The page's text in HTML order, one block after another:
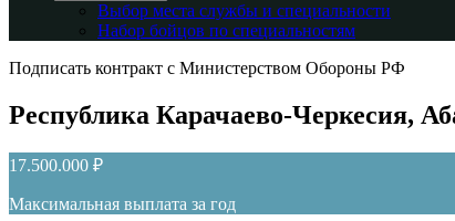
Выбор места службы и специальности
Набор бойцов по специальностям
Подписать контракт с Министерством Обороны РФ
Республика Карачаево-Черкесия,
17.500.000 ₽
Максимальная выплата за год